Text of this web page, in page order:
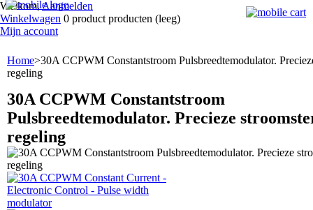
Welkom,Aanmelden
Winkelwagen 0 product producten (leeg)
Mijn account
Home>30A CCPWM Constantstroom Pulsbreedtemodulator.
regeling
30A CCPWM Constantstroom
Pulsbreedtemodulator. Precieze
regeling